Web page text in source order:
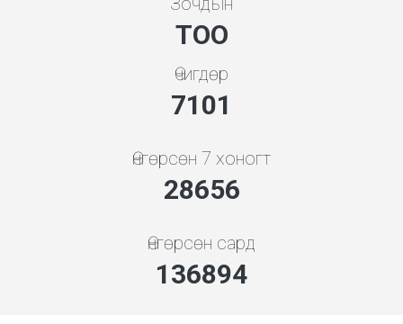
ТОО
Өчигдөр
7608
Өнгөрсөн 7 хоногт
30703
Өнгөрсөн сард
146672